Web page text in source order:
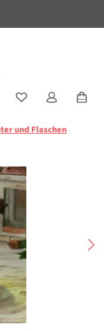
und Flaschen